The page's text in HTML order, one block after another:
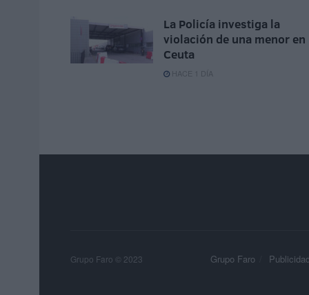
La Policía investiga la
violación de una menor en
Ceuta
HACE 1 DÍA
Grupo Faro Publicidad
Grupo Faro © 2023